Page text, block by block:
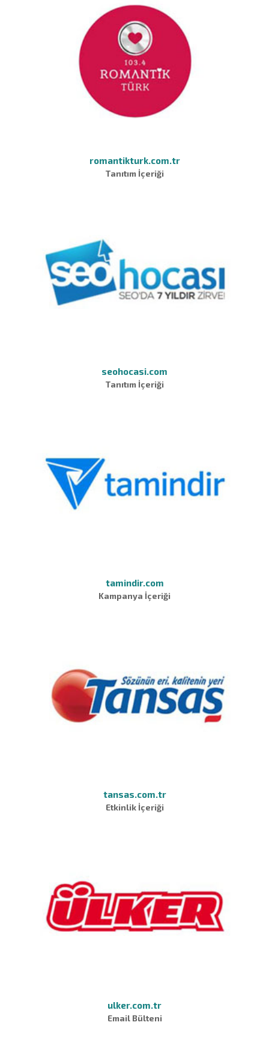
romantikturk.com.tr
Tanıtım İçeriği
seohocasi.com
Tanıtım İçeriği
tamindir.com
Kampanya İçeriği
tansas.com.tr
Etkinlik İçeriği
ulker.com.tr
Email Bülteni